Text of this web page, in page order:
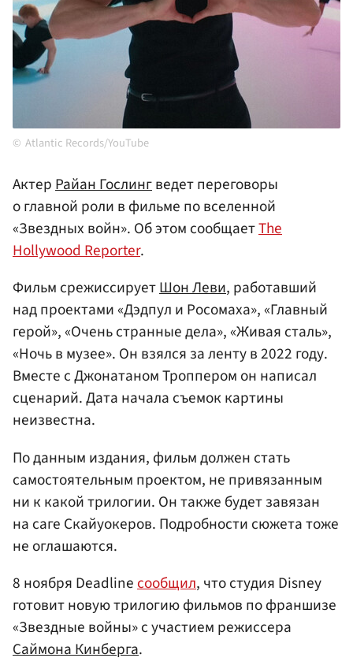
Atlantic Records/YouTube
АктерРайан Гослингведет переговоры
о главной роли в фильме по вселенной
«Звездных войн». Об этом сообщаетThe
Hollywood Reporter.
Фильм срежиссируетШон Леви, работавший
над проектами «Дэдпул и Росомаха», «Главный
герой», «Очень странные дела», «Живая сталь»,
«Ночь в музее». Он взялся за ленту в 2022 году.
Вместе с Джонатаном Троппером он написал
сценарий. Дата начала съемок картины
неизвестна.
По данным издания, фильм должен стать
самостоятельным проектом, не привязанным
ни к какой трилогии. Он также будет завязан
на саге Скайуокеров. Подробности сюжета тоже
не оглашаются.
8 ноября Deadlineсообщил, что студия Disney
готовит новую трилогию фильмов по франшизе
«Звездные войны» с участием режиссера
Саймона Кинберга.